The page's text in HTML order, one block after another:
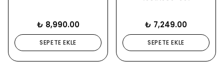
₺ 8,990.00
SEPETE EKLE
₺ 7,249.00
SEPETE EKLE